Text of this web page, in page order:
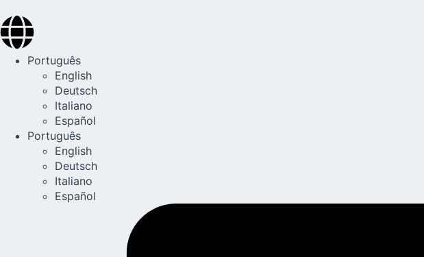
Português
English
Deutsch
Italiano
Español
Português
English
Deutsch
Italiano
Español